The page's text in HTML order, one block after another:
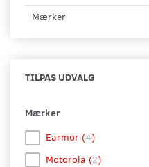
Mærker
TILPAS UDVALG
Mærker
Earmor (4)
Motorola (2)